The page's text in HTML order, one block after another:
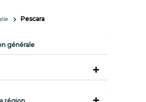
Pescara
générale